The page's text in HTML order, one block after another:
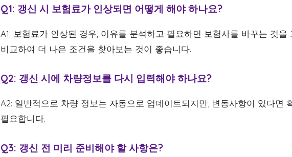
Q1: 갱신 시 보험료가 인상되면 어떻게 해야 하나요?
A1: 보험료가 인상된 경우, 이유를 분석하고 필요하면 보험사를 바꾸는 것
비교하여 더 나은 조건을 찾아보는 것이 좋습니다.
Q2: 갱신 시에 차량정보를 다시 입력해야 하나요?
A2: 일반적으로 차량 정보는 자동으로 업데이트되지만, 변동사항이 있다면
필요합니다.
Q3: 갱신 전 미리 준비해야 할 사항은?